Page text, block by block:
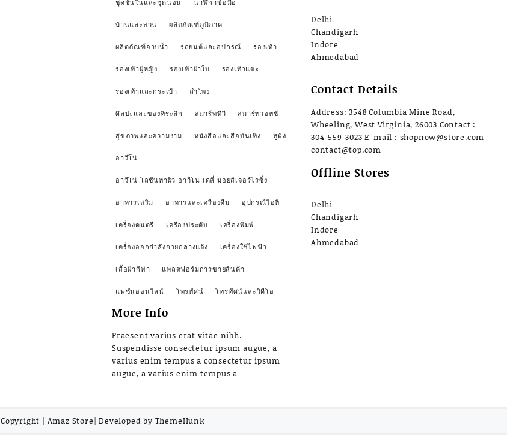
ชุดชั้นในและชุดนอน นาฬิกาข้อมือ
บ้านและสวน ผลิตภัณฑ์ภูมิภาค
ผลิตภัณฑ์อาบน้ำ รถยนต์และอุปกรณ์ รองเท้า
รองเท้าผู้หญิง รองเท้าผ้าใบ รองเท้าแตะ
รองเท้าและกระเป๋า ลำโพง
ศิลปะและของที่ระลึก สมาร์ททีวี สมาร์ทวอทช์
สุขภาพและความงาม หนังสือและสื่อบันเทิง หูฟัง
อาวีโน่
อาวีโน่ โลชั่นทาผิว อาวีโน่ เดลี่ มอยส์เจอร์ไรซิ่ง
อาหารเสริม อาหารและเครื่องดื่ม อุปกรณ์ไอที
เครื่องดนตรี เครื่องประดับ เครื่องพิมพ์
เครื่องออกกำลังกายกลางแจ้ง เครื่องใช้ไฟฟ้า
เสื้อผ้ากีฬา แพลตฟอร์มการขายสินค้า
แฟชั่นออนไลน์ โทรทัศน์ โทรทัศน์และวิดีโอ
More Info
Praesent varius erat vitae nibh.
Suspendisse consectetur ipsum augue, a
varius enim tempus a consectetur ipsum
augue, a varius enim tempus a
Delhi
Chandigarh
Indore
Ahmedabad
Contact Details
Address: 3548 Columbia Mine Road,
Wheeling, West Virginia, 26003 Contact :
304-559-3023 E-mail : shopnow@store.com
contact@top.com
Offline Stores
Delhi
Chandigarh
Indore
Ahmedabad
Copyright | Amaz Store| Developed by ThemeHunk